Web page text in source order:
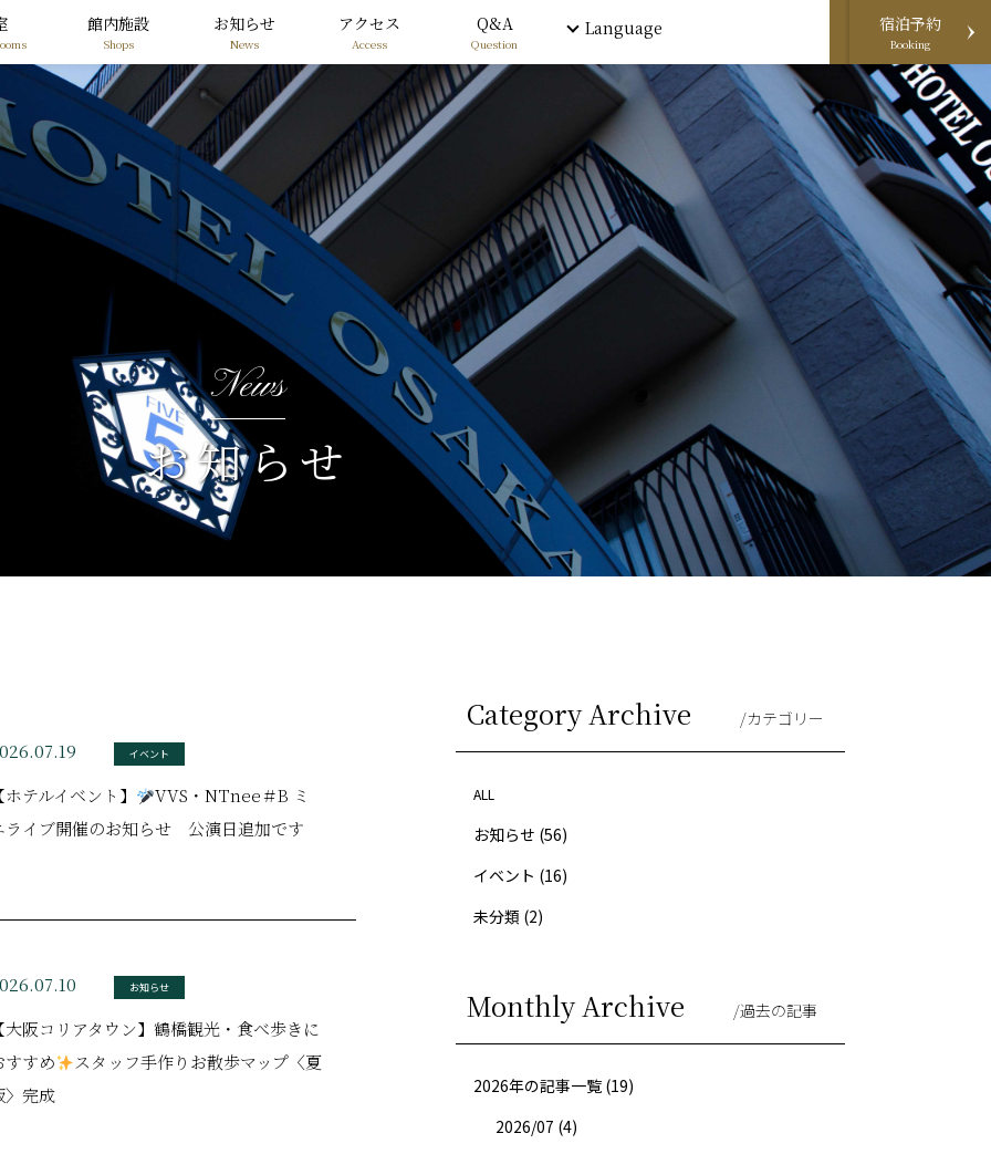
館内施設
Shops
お知らせ
News
アクセス
Access
Q&A
Question
Language 宿泊予約
Booking
電話予約
News
お知らせ
イベント
ホテルイベント】
VVS・NTnee＃B ミ
ライブ開催のお知らせ 公演日追加です
お知らせ
大阪コリアタウン】鶴橋観光・食べ歩きに
すすめ
スタッフ手作りお散歩マップ〈夏
〉完成
Category Archive /カテゴリー
ALL
お知らせ (56)
イベント (16)
未分類 (2)
Monthly Archive /過去の記事
2026年の記事一覧 (19)
2026/07 (4)